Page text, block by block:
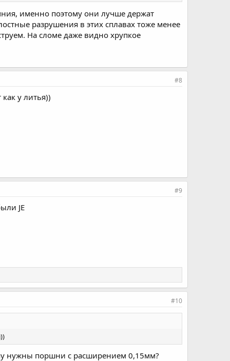
именно поэтому они лучше держат
разрушения в этих сплавах тоже менее
На сломе даже видно хрупкое
#8
у литья))
#9
JE
#10
нужны поршни с расширением 0,15мм?